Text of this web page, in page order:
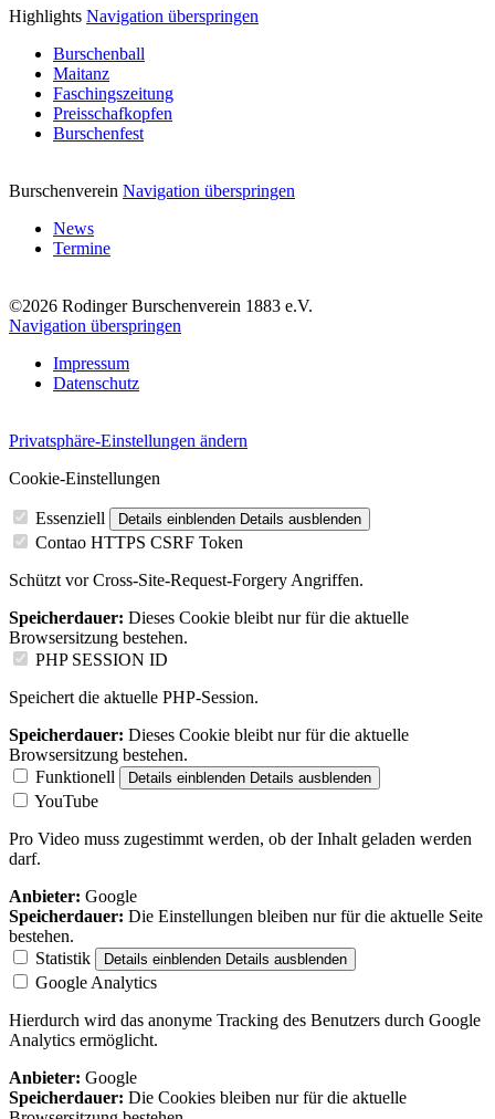
Highlights Navigation überspringen
Burschenball
Maitanz
Faschingszeitung
Preisschafkopfen
Burschenfest
Burschenverein Navigation überspringen
News
Termine
©2026 Rodinger Burschenverein 1883 e.V.
Navigation überspringen
Impressum
Datenschutz
Privatsphäre-Einstellungen ändern
Cookie-Einstellungen
Essenziell Details einblenden Details ausblenden
Contao HTTPS CSRF Token
Schützt vor Cross-Site-Request-Forgery Angriffen.
Speicherdauer: Dieses Cookie bleibt nur für die aktuelle
Browsersitzung bestehen.
PHP SESSION ID
Speichert die aktuelle PHP-Session.
Speicherdauer: Dieses Cookie bleibt nur für die aktuelle
Browsersitzung bestehen.
Funktionell
Details einblenden Details ausblenden
YouTube
Pro Video muss zugestimmt werden, ob der Inhalt geladen werden
darf.
Anbieter: Google
Speicherdauer: Die Einstellungen bleiben nur für die aktuelle Seite
bestehen.
Statistik
Details einblenden Details ausblenden
Google Analytics
Hierdurch wird das anonyme Tracking des Benutzers durch Google
Analytics ermöglicht.
Anbieter: Google
Speicherdauer: Die Cookies bleiben nur für die aktuelle